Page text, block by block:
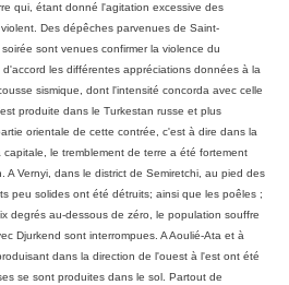
qui, étant donné l'agitation excessive des
Des dépêches parvenues de Saint-
sont venues confirmer la violence du
les différentes appréciations données à la
sismique, dont l'intensité concorda avec celle
produite dans le Turkestan russe et plus
orientale de cette contrée, c'est à dire dans la
le tremblement de terre a été fortement
A Vernyi, dans le district de Semiretchi, au pied des
peu solides ont été détruits; ainsi que les poêles ;
degrés au-dessous de zéro, le population souffre
Djurkend sont interrompues. A Aoulié-Ata et à
dans la direction de l'ouest à l'est ont été
se sont produites dans le sol. Partout de